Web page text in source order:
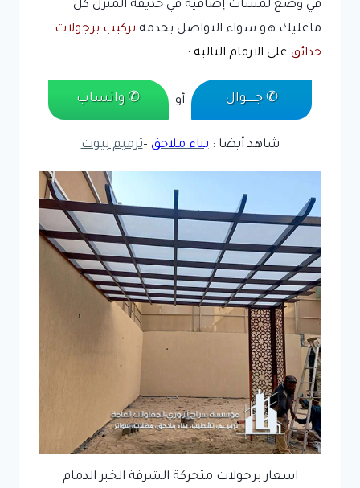
في وضع لمسات إضافية في حديقة المنزل كل
ماعليك هو سواء التواصل بخدمة تركيب برجولات
حدائق على الارقام التالية :
✆ جـــــوال أو ✆ واتساب
شاهد أيضا :بناء ملاحق –ترميم بيوت
اسعار برجولات متحركة الشرقة الخبر الدمام